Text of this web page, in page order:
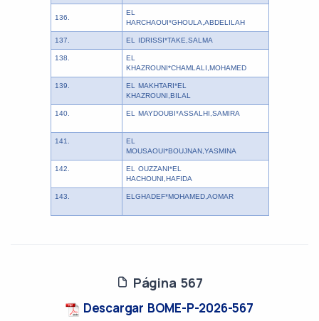
136.
EL
HARCHAOUI*GHOULA,ABDELILAH
137. EL IDRISSI*TAKE,SALMA
138.
EL
KHAZROUNI*CHAMLALI,MOHAMED
139.
EL MAKHTARI*EL
KHAZROUNI,BILAL
140. EL MAYDOUBI*ASSALHI,SAMIRA
141.
EL
MOUSAOUI*BOUJNAN,YASMINA
142.
EL OUZZANI*EL
HACHOUNI,HAFIDA
143. ELGHADEF*MOHAMED,AOMAR
Página 567
Descargar BOME-P-2026-567